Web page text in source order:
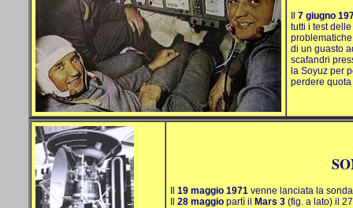
7 giugno
tutti i test
di un guasto
scafandri
la Soyuz per
perdere
19 maggio 1971 venne lanciata la
28 maggio partì il Mars 3 (fig. a lato) il